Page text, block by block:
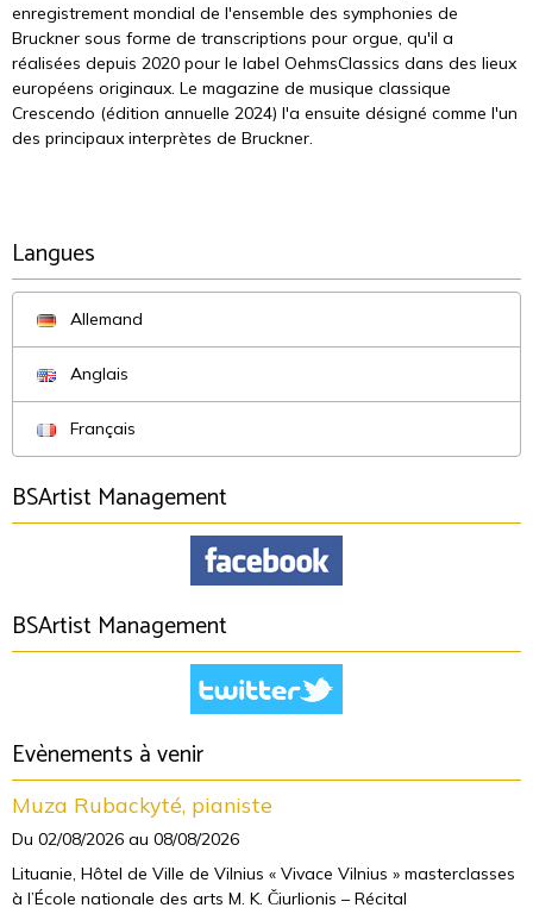
enregistrement mondial de l'ensemble des symphonies de
Bruckner sous forme de transcriptions pour orgue, qu'il a
réalisées depuis 2020 pour le label OehmsClassics dans des lieux
européens originaux. Le magazine de musique classique
Crescendo (édition annuelle 2024) l'a ensuite désigné comme l'un
des principaux interprètes de Bruckner.
Langues
Allemand
Anglais
Français
BSArtist Management
BSArtist Management
Evènements à venir
Muza Rubackyté, pianiste
Du 02/08/2026 au 08/08/2026
Lituanie, Hôtel de Ville de Vilnius « Vivace Vilnius » masterclasses
à l’École nationale des arts M. K. Čiurlionis – Récital